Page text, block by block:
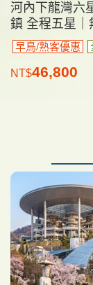
河內下龍灣六
鎮 全程五星｜
早鳥/熟客優惠
NT$46,800